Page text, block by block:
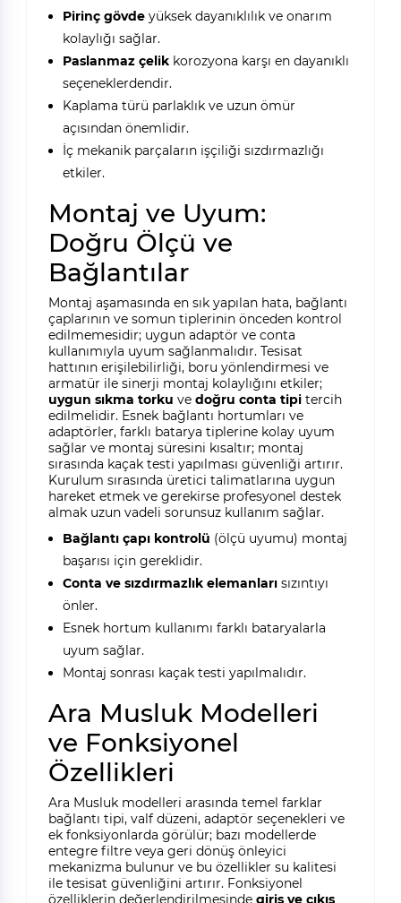
Pirinç gövdeyüksek dayanıklılık ve onarım
kolaylığı sağlar.
Paslanmaz çelikkorozyona karşı en dayanıklı
seçeneklerdendir.
Kaplama türü parlaklık ve uzun ömür
açısından önemlidir.
İç mekanik parçaların işçiliği sızdırmazlığı
etkiler.
Montaj ve Uyum:
Doğru Ölçü ve
Bağlantılar
Montaj aşamasında en sık yapılan hata, bağlantı
çaplarının ve somun tiplerinin önceden kontrol
edilmemesidir; uygun adaptör ve conta
kullanımıyla uyum sağlanmalıdır. Tesisat
hattının erişilebilirliği, boru yönlendirmesi ve
armatür ile sinerji montaj kolaylığını etkiler;
uygun sıkma torku ve doğru conta tipitercih
edilmelidir. Esnek bağlantı hortumları ve
adaptörler, farklı batarya tiplerine kolay uyum
sağlar ve montaj süresini kısaltır; montaj
sırasında kaçak testi yapılması güvenliği artırır.
Kurulum sırasında üretici talimatlarına uygun
hareket etmek ve gerekirse profesyonel destek
almak uzun vadeli sorunsuz kullanım sağlar.
Bağlantı çapı kontrolü (ölçü uyumu) montaj
başarısı için gereklidir.
Conta ve sızdırmazlık elemanlarısızıntıyı
önler.
Esnek hortum kullanımı farklı bataryalarla
uyum sağlar.
Montaj sonrası kaçak testi yapılmalıdır.
Ara Musluk Modelleri
ve Fonksiyonel
Özellikleri
Ara Musluk modelleri arasında temel farklar
bağlantı tipi, valf düzeni, adaptör seçenekleri ve
ek fonksiyonlarda görülür; bazı modellerde
entegre filtre veya geri dönüş önleyici
mekanizma bulunur ve bu özellikler su kalitesi
ile tesisat güvenliğini artırır. Fonksiyonel